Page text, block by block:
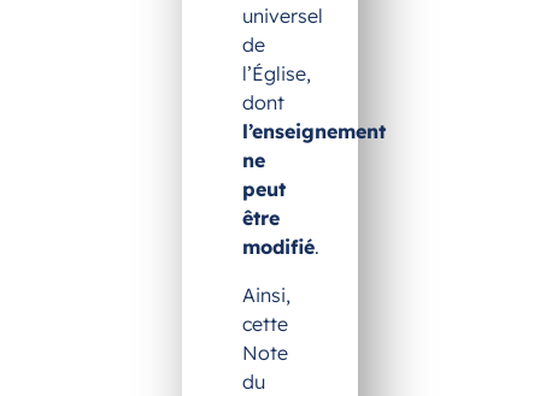
universel
de
l’Église,
dont
l’enseignement
ne
peut
être
modifié.
Ainsi,
cette
Note
du